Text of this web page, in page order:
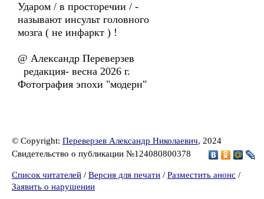
Ударом / в просторечии / -
называют инсульт головного
мозга ( не инфаркт ) !
@ Александр Переверзев
редакция- весна 2026 г.
Фотография эпохи "модерн"
© Copyright: Переверзев Александр Николаевич, 2024
Свидетельство о публикации №124080800378
Список читателей / Версия для печати / Разместить анонс /
Заявить о нарушении